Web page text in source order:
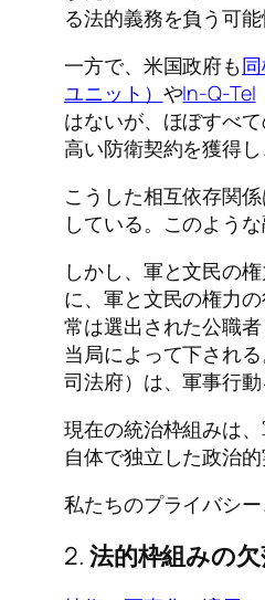
る法的義務を負う可能
一方で、米国政府も
ユニット） やIn-Q-Tel
はないが、ほぼすべ
高い防衛契約を獲得
こうした相互依存関
している。このよう
しかし、軍と文民の
に、軍と文民の権力
常は選出された公職
当局によって下され
司法府）は、軍事行
現在の統治枠組みは
自体で独立した政治
私たちのプライバシ
2. 法的枠組みの